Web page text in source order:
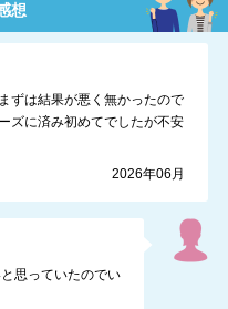
想
ずは結果が悪く無かったので
ズに済み初めてでしたが不安
2026年06月
思っていたのでい